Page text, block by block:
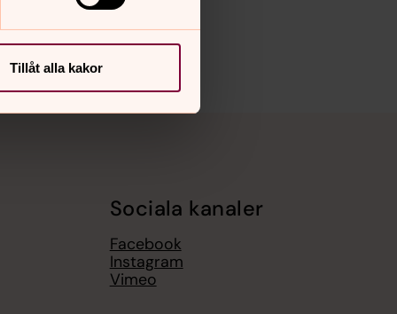
Tillåt alla kakor
Sociala kanaler
Facebook
Instagram
Vimeo